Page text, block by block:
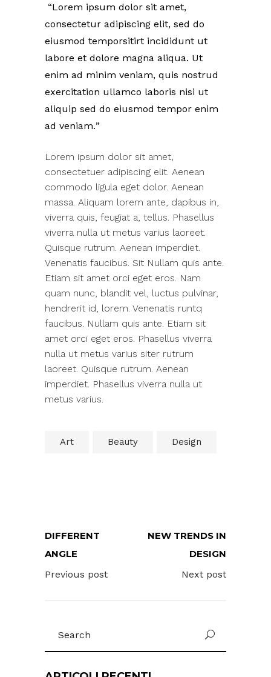
Lorem ipsum dolor sit amet,
consectetur adipiscing elit, sed do
eiusmod temporsitirt incididunt ut
labore et dolore magna aliqua. Ut
enim ad minim veniam, quis nostrud
exercitation ullamco laboris nisi ut
aliquip sed do eiusmod tempor enim
ad veniam.
Lorem ipsum dolor sit amet,
consectetuer adipiscing elit. Aenean
commodo ligula eget dolor. Aenean
massa. Aliquam lorem ante, dapibus in,
viverra quis, feugiat a, tellus. Phasellus
viverra nulla ut metus varius laoreet.
Quisque rutrum. Aenean imperdiet.
Venenatis faucibus. Sit Nullam quis ante.
Etiam sit amet orci eget eros. Nam
quam nunc, blandit vel, luctus pulvinar,
hendrerit id, lorem. Venenatis runtq
faucibus. Nullam quis ante. Etiam sit
amet orci eget eros. Phasellus viverra
nulla ut metus varius siter rutrum
laoreet. Quisque rutrum. Aenean
imperdiet. Phasellus viverra nulla ut
metus varius.
Art Beauty Design
DIFFERENT
ANGLE
Previous post
NEW TRENDS IN
DESIGN
Next post
for: